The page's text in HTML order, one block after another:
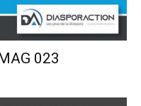
023